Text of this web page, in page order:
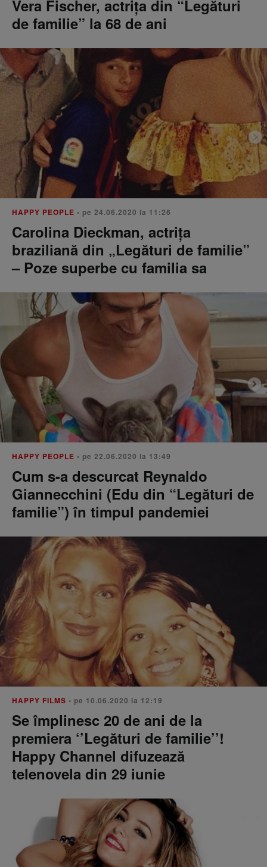
Vera Fischer, actrița din “Legături
de familie” la 68 de ani
HAPPY PEOPLE • pe 24.06.2020 la 11:26
Carolina Dieckman, actrița
braziliană din „Legături de familie”
– Poze superbe cu familia sa
HAPPY PEOPLE • pe 22.06.2020 la 13:49
Cum s-a descurcat Reynaldo
Giannecchini (Edu din “Legături de
familie”) în timpul pandemiei
HAPPY FILMS • pe 10.06.2020 la 12:19
Se împlinesc 20 de ani de la
premiera ‘’Legături de familie’’!
Happy Channel difuzează
telenovela din 29 iunie